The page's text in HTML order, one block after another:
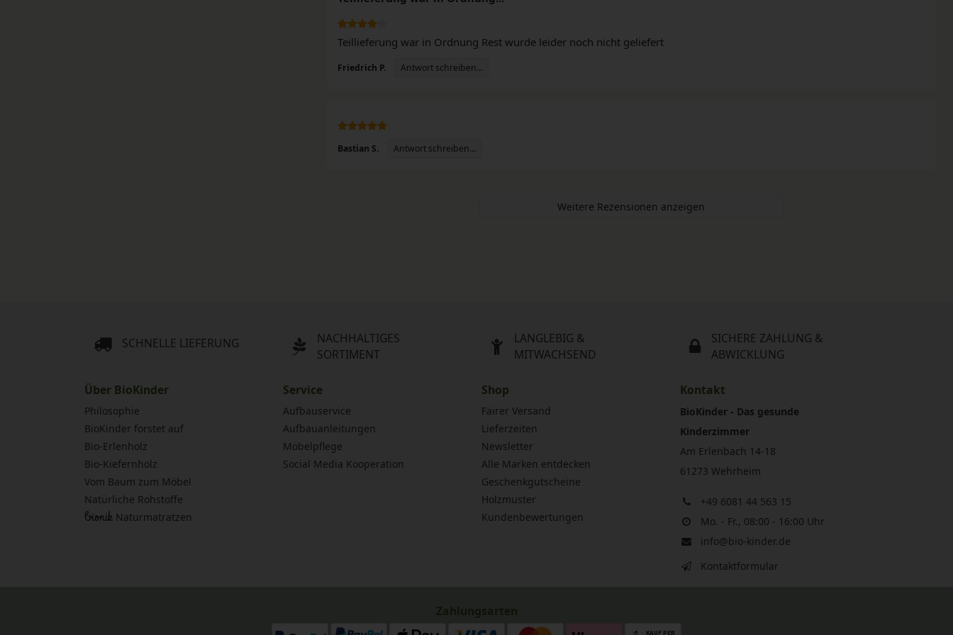
Teillieferung war in Ordnung Rest wurde leider noch nicht geliefert
Friedrich P. Antwort schreiben...
Bastian S. Antwort schreiben...
Weitere Rezensionen anzeigen
SCHNELLE LIEFERUNG
NACHHALTIGES
SORTIMENT
LANGLEBIG &
MITWACHSEND
SICHERE ZAHLUNG &
ABWICKLUNG
Über BioKinder
Philosophie
BioKinder forstet auf
Bio-Erlenholz
Bio-Kiefernholz
Vom Baum zum Möbel
Natürliche Rohstoffe
bionik Naturmatratzen
Service
Aufbauservice
Aufbauanleitungen
Möbelpflege
Social Media Kooperation
Shop
Fairer Versand
Lieferzeiten
Newsletter
Alle Marken entdecken
Geschenkgutscheine
Holzmuster
Kundenbewertungen
Kontakt
BioKinder - Das gesunde
Kinderzimmer
Am Erlenbach 14-18
61273 Wehrheim
+49 6081 44 563 15
Mo. - Fr., 08:00 - 16:00 Uhr
info@bio-kinder.de
Kontaktformular
Zahlungsarten